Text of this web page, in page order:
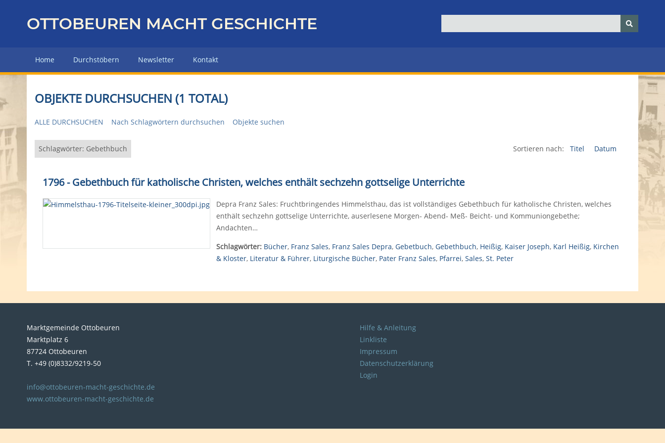
z
r
H
u
p
e
OTTOBEUREN MACHT GESCHICHTE
Home Durchstöbern Newsletter Kontakt
OBJEKTE DURCHSUCHEN (1 TOTAL)
ALLE DURCHSUCHEN Nach Schlagwörtern durchsuchen Objekte suchen
Schlagwörter: Gebethbuch Sortieren nach: Titel Datum
1796 - Gebethbuch für katholische Christen, welches enthält sechzehn gottselige Unterrichte
Depra Franz Sales: Fruchtbringendes Himmelsthau, das ist vollständiges Gebethbuch für katholische Christen, welches
enthält sechzehn gottselige Unterrichte, auserlesene Morgen- Abend- Meß- Beicht- und Kommuniongebethe;
Andachten…
Schlagwörter: Bücher, Franz Sales, Franz Sales Depra, Gebetbuch, Gebethbuch, Heißig, Kaiser Joseph, Karl Heißig, Kirchen
& Kloster, Literatur & Führer, Liturgische Bücher, Pater Franz Sales, Pfarrei, Sales, St. Peter
Marktgemeinde Ottobeuren
Marktplatz 6
87724 Ottobeuren
T. +49 (0)8332/9219-50
info@ottobeuren-macht-geschichte.de
www.ottobeuren-macht-geschichte.de
Hilfe & Anleitung
Linkliste
Impressum
Datenschutzerklärung
Login